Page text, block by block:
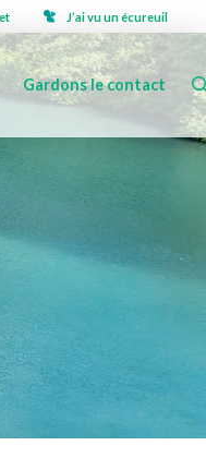
J’ai vu un écureuil
Gardons le contact